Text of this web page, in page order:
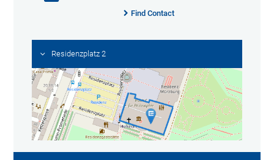
Find Contact
Residenzplatz 2